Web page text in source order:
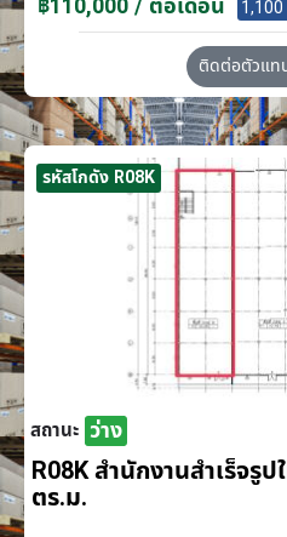
ติดต่อตัวแท
รหัสโกดัง R08K
สถานะ ว่าง
R08K สำนักงานสำเร็จรู
ตร.ม.